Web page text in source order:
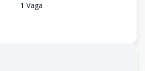
1 Vaga